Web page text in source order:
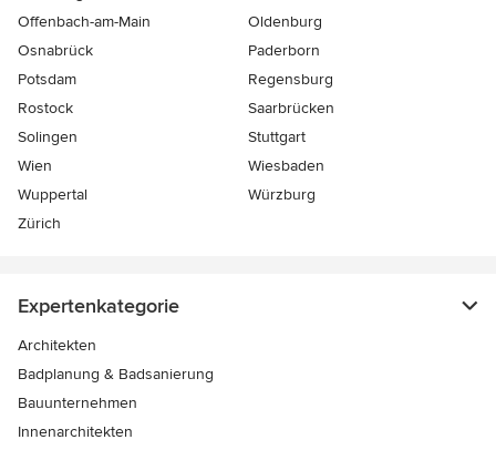
Offenbach-am-Main
Oldenburg
Osnabrück
Paderborn
Potsdam
Regensburg
Rostock
Saarbrücken
Solingen
Stuttgart
Wien
Wiesbaden
Wuppertal
Würzburg
Zürich
Expertenkategorie
Architekten
Badplanung & Badsanierung
Bauunternehmen
Innenarchitekten